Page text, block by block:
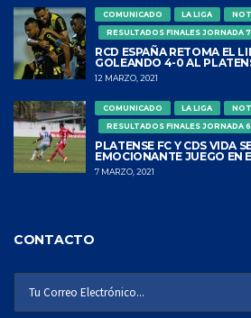
COMUNICADO LA LIGA
RESULTADOS FINALES JORNADA
RCD ESPAÑA RETOMA EL
GOLEANDO 4-0 AL
12 MARZO, 2021
COMUNICADO LA LIGA
RESULTADOS FINALES JORNADA
PLATENSE FC Y CDS VIDA
EMOCIONANTE JUEGO EN
7 MARZO, 2021
CONTACTO